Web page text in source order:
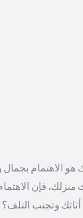
هو الاهتمام
منزلك، فإن
وتجنب